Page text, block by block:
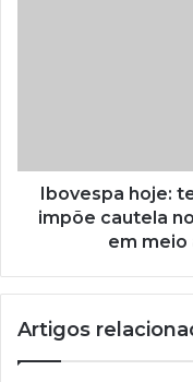
Ibovespa hoje:
impõe cautela
em meio
Artigos